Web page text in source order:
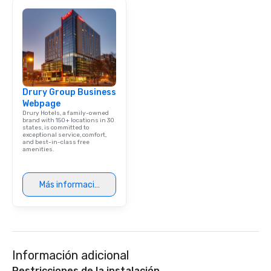
Drury Group Business
Webpage
Drury Hotels, a family-owned
brand with 150+ locations in 30
states, is committed to
exceptional service, comfort,
and best-in-class free
amenities.
Más información
Información adicional